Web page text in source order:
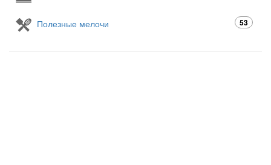
Полезные мелочи 53